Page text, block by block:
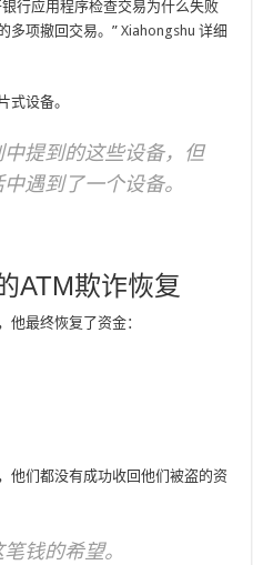
行应用程序检查交易为什么失败
多项撤回交易。”Xiahongshu 详细
式设备。
提到的这些设备，但
遇到了一个设备。
ATM欺诈恢复
他最终恢复了资金：
他们都没有成功收回他们被盗的资
钱的希望。